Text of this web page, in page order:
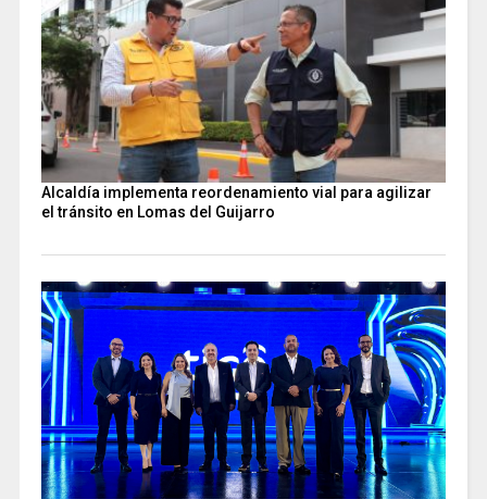
Alcaldía implementa reordenamiento vial para agilizar
el tránsito en Lomas del Guijarro